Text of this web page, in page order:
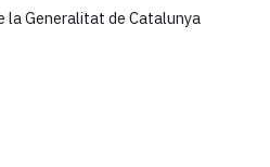
la Generalitat de Catalunya